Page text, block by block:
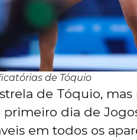
de Tóquio
de Tóquio,
dia de
em todos os